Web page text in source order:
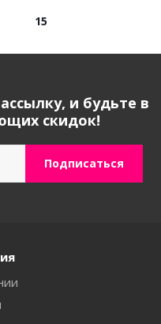
15
и будьте в
скидок!